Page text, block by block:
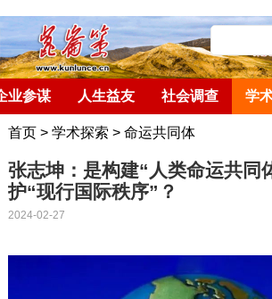
业参谋 人生益友 社会调查 学
首页> 学术探索 > 命运共同体
张志坤：是构建“人类命运共同
护“现行国际秩序”？
2024-02-27